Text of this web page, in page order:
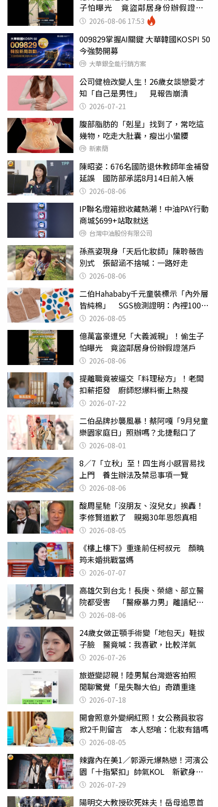
子怕曝光 竟盜鄰居身份辦假證落
戶 2026-08-06 17:53
009829掌握AI關鍵 大華韓國KOSPI 50
今強勢開募
大華銀全能行銷方案
公司健檢改變人生！26歲女談戀愛才
知「自己是男性」 見報告崩潰
2026-07-21
腹部脂肪的「剋星」找到了，常吃這
幾物，吃走大肚囊，瘦出小蠻腰
新素簡
陳昭姿：676名國防退休教師年金補發
延誤 國防部承諾8月14日前入帳
2026-08-06
IP聯名燈箱掀收藏熱潮！中油PAY行動
商城$699+站取就送
台灣中油股份有限公司
孫燕姿現身「天后化妝師」陳聆薇告
別式 張韶涵不捨喊：一路好走
2026-08-06
二伯Hahababy千元童裝標示「內外層
皆純棉」 SGS檢測證明：內裡100%
聚酯纖維
2026-08-05
億萬富豪遭兒「大義滅親」！偷生子
怕曝光 竟盜鄰居身份辦假證落戶
2026-08-06
提離職竟被逼交「料理秘方」！老闆
扣薪拒發 廚師怒爆料衝上熱搜
2026-07-22
二伯品牌抄襲風暴！蔡阿嘎「9月兒童
樂園家庭日」照辦嗎？北捷鬆口了
2026-08-01
8／7「立秋」至！四生肖小感冒易找
上門 養生辦法及禁忌事項一覽
2026-08-06
酸周星馳「沒朋友、沒兒女」挨轟！
李修賢道歉了 親揭30年恩怨真相
2026-08-05
《樓上樓下》重逢前任柯叔元 顏曉
筠未婚挑戰當媽
2026-07-07
高雄欠到台北！長庚、榮總、部立醫
院都受害 「醫療暴力男」離譜紀錄
曝光2026-08-06
24歲女做正顎手術變「地包天」鞋拔
子臉 醫竟喊：我喜歡，比較洋氣
2026-07-26
旅遊變認親！陸男幫台灣遊客拍照
閒聊驚覺「是失聯大伯」奇蹟重逢
2026-07-18
開會照意外變網紅照！女公務員妝容
掀2千則留言 本人怒嗆：化妝有錯嗎
2026-08-05
辣露內在美1／郭源元爆熱戀！河濱公
園「十指緊扣」帥氣KOL 新歡身份
曝光2026-07-29
陽明交大教授砍死妹夫！岳母追思首